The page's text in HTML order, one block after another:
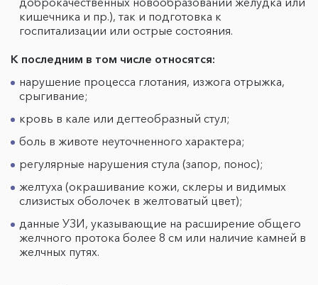
кишечника и пр.), так и подготовка к
госпитализации или острые состояния.
К последним в том числе относятся:
нарушение процесса глотания, изжога отрыжка,
срыгивание;
кровь в кале или дегтеобразный стул;
боль в животе неуточненного характера;
регулярные нарушения стула (запор, понос);
желтуха (окрашивание кожи, склеры и видимых
слизистых оболочек в желтоватый цвет);
данные УЗИ, указывающие на расширение общего
желчного протока более 8 см или наличие камней в
желчных путях.